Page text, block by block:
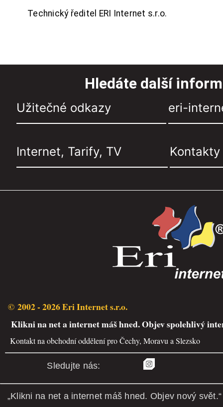
Technický ředitel ERI Internet s.r.o.
Hledáte další
Užitečné odkazy eri-
Internet, Tarify, TV Kontakty
© 2002 - 2026 Eri Internet s.r.o.
Klikni na net a internet máš hned. Objev spolehlivý
Kontakt na obchodní oddělení pro Čechy, Moravu a Slezsko
Sledujte nás:
„Klikni na net a internet máš hned. Objev nový svět.“